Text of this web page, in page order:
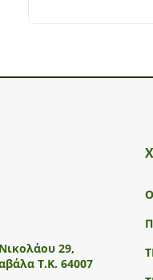
29,
Τ.Κ. 64007